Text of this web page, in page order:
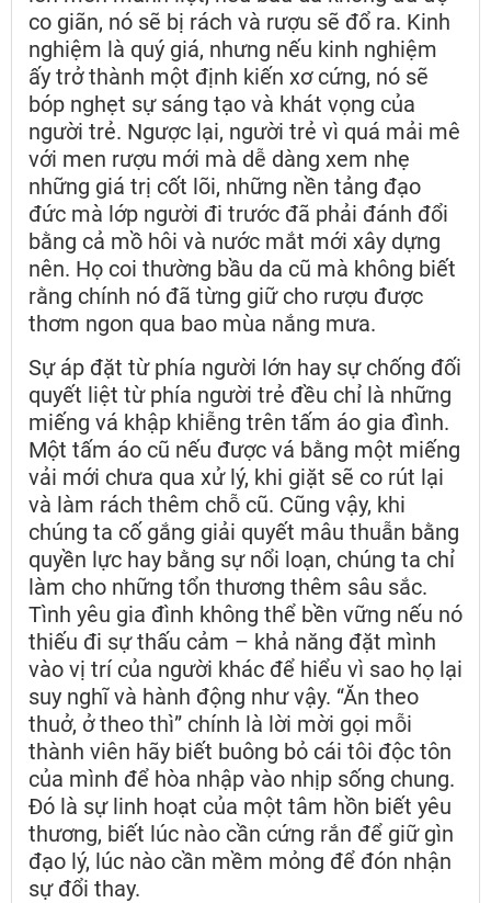
co giãn, nó sẽ bị rách và rượu sẽ đổ ra. Kinh
nghiệm là quý giá, nhưng nếu kinh nghiệm
ấy trở thành một định kiến xơ cứng, nó sẽ
bóp nghẹt sự sáng tạo và khát vọng của
người trẻ. Ngược lại, người trẻ vì quá mải mê
với men rượu mới mà dễ dàng xem nhẹ
những giá trị cốt lõi, những nền tảng đạo
đức mà lớp người đi trước đã phải đánh đổi
bằng cả mồ hôi và nước mắt mới xây dựng
nên. Họ coi thường bầu da cũ mà không biết
rằng chính nó đã từng giữ cho rượu được
thơm ngon qua bao mùa nắng mưa.
Sự áp đặt từ phía người lớn hay sự chống đối
quyết liệt từ phía người trẻ đều chỉ là những
miếng vá khập khiễng trên tấm áo gia đình.
Một tấm áo cũ nếu được vá bằng một miếng
vải mới chưa qua xử lý, khi giặt sẽ co rút lại
và làm rách thêm chỗ cũ. Cũng vậy, khi
chúng ta cố gắng giải quyết mâu thuẫn bằng
quyền lực hay bằng sự nổi loạn, chúng ta chỉ
làm cho những tổn thương thêm sâu sắc.
Tình yêu gia đình không thể bền vững nếu nó
thiếu đi sự thấu cảm – khả năng đặt mình
vào vị trí của người khác để hiểu vì sao họ lại
suy nghĩ và hành động như vậy. “Ăn theo
thuở, ở theo thì” chính là lời mời gọi mỗi
thành viên hãy biết buông bỏ cái tôi độc tôn
của mình để hòa nhập vào nhịp sống chung.
Đó là sự linh hoạt của một tâm hồn biết yêu
thương, biết lúc nào cần cứng rắn để giữ gìn
đạo lý, lúc nào cần mềm mỏng để đón nhận
sự đổi thay.